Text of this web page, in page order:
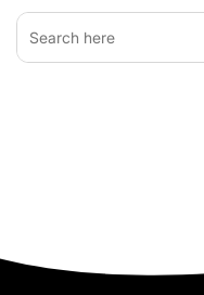
Search
for: